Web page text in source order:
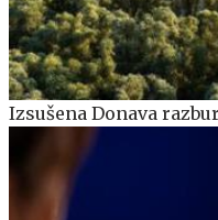
Izsušena Donava